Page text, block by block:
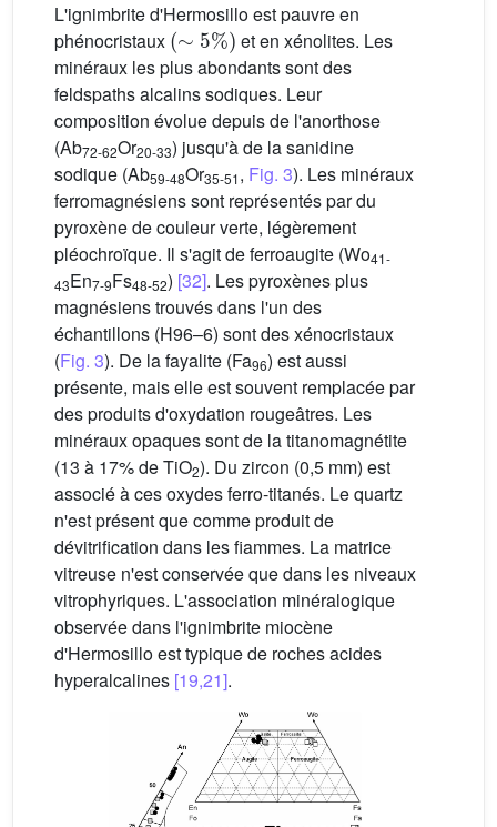
L'ignimbrite d'Hermosillo est pauvre en
phénocristaux
(∼5%)
et en xénolites. Les
minéraux les plus abondants sont des
feldspaths alcalins sodiques. Leur
composition évolue depuis de l'anorthose
(Ab72-62Or20-33) jusqu'à de la sanidine
sodique (Ab59-48Or35-51, Fig. 3). Les minéraux
ferromagnésiens sont représentés par du
pyroxène de couleur verte, légèrement
pléochroïque. Il s'agit de ferroaugite (Wo41-
43En7-9Fs48-52) [32]. Les pyroxènes plus
magnésiens trouvés dans l'un des
échantillons (H96–6) sont des xénocristaux
(Fig. 3). De la fayalite (Fa96) est aussi
présente, mais elle est souvent remplacée par
des produits d'oxydation rougeâtres. Les
minéraux opaques sont de la titanomagnétite
(13 à 17% de TiO2). Du zircon (0,5 mm) est
associé à ces oxydes ferro-titanés. Le quartz
n'est présent que comme produit de
dévitrification dans les fiammes. La matrice
vitreuse n'est conservée que dans les niveaux
vitrophyriques. L'association minéralogique
observée dans l'ignimbrite miocène
d'Hermosillo est typique de roches acides
hyperalcalines [19,21].